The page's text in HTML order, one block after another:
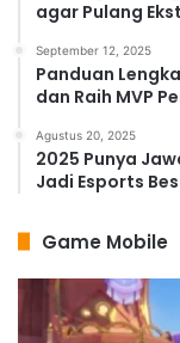
agar Pulang
September 12, 2025
Panduan
dan Raih MVP
Agustus 20, 2025
2025 Punya
Jadi Esports
Game Mobile